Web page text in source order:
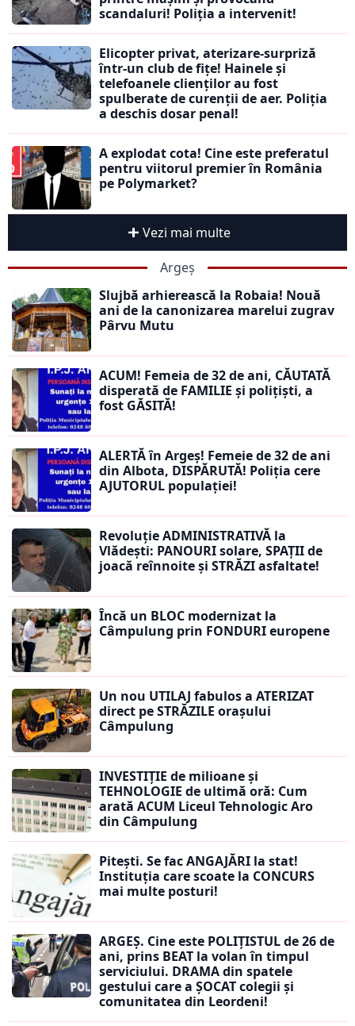
scandaluri! Poliția a intervenit!
Elicopter privat, aterizare-surpriză
într-un club de fițe! Hainele și
telefoanele clienților au fost
spulberate de curenții de aer. Poliția
a deschis dosar penal!
A explodat cota! Cine este preferatul
pentru viitorul premier în România
pe Polymarket?
Vezi mai multe
Argeș
Slujbă arhierească la Robaia! Nouă
ani de la canonizarea marelui zugrav
Pârvu Mutu
ACUM! Femeia de 32 de ani, CĂUTATĂ
disperată de FAMILIE și polițiști, a
fost GĂSITĂ!
ALERTĂ în Argeș! Femeie de 32 de ani
din Albota, DISPĂRUTĂ! Poliția cere
AJUTORUL populației!
Revoluție ADMINISTRATIVĂ la
Vlădești: PANOURI solare, SPAȚII de
joacă reînnoite și STRĂZI asfaltate!
Încă un BLOC modernizat la
Câmpulung prin FONDURI europene
Un nou UTILAJ fabulos a ATERIZAT
direct pe STRĂZILE orașului
Câmpulung
INVESTIȚIE de milioane și
TEHNOLOGIE de ultimă oră: Cum
arată ACUM Liceul Tehnologic Aro
din Câmpulung
Pitești. Se fac ANGAJĂRI la stat!
Instituția care scoate la CONCURS
mai multe posturi!
ARGEȘ. Cine este POLIȚISTUL de 26 de
ani, prins BEAT la volan în timpul
serviciului. DRAMA din spatele
gestului care a ȘOCAT colegii și
comunitatea din Leordeni!